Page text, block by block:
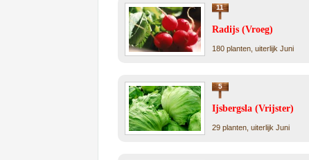
11
Radijs (Vroeg)
180 planten, uiterlijk Juni
5
Ijsbergsla (Vrijster)
29 planten, uiterlijk Juni